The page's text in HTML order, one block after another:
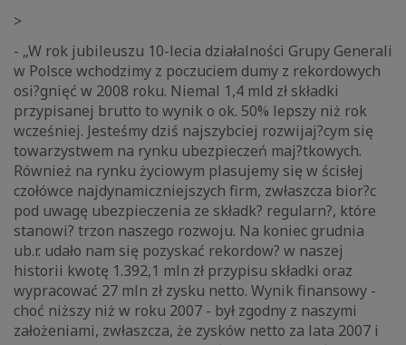
>
- „W rok jubileuszu 10-lecia działalności Grupy Generali
w Polsce wchodzimy z poczuciem dumy z rekordowych
osi?gnięć w 2008 roku. Niemal 1,4 mld zł składki
przypisanej brutto to wynik o ok. 50% lepszy niż rok
wcześniej. Jesteśmy dziś najszybciej rozwijaj?cym się
towarzystwem na rynku ubezpieczeń maj?tkowych.
Również na rynku życiowym plasujemy się w ścisłej
czołówce najdynamiczniejszych firm, zwłaszcza bior?c
pod uwagę ubezpieczenia ze składk? regularn?, które
stanowi? trzon naszego rozwoju. Na koniec grudnia
ub.r. udało nam się pozyskać rekordow? w naszej
historii kwotę 1.392,1 mln zł przypisu składki oraz
wypracować 27 mln zł zysku netto. Wynik finansowy -
choć niższy niż w roku 2007 - był zgodny z naszymi
założeniami, zwłaszcza, że zysków netto za lata 2007 i